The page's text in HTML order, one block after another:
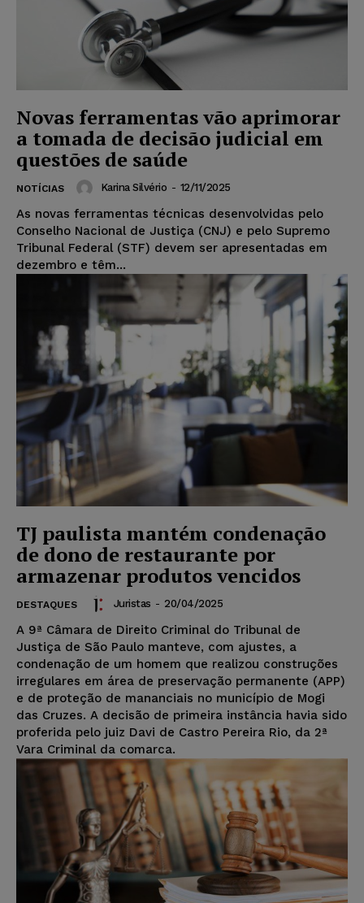
Novas ferramentas vão aprimorar
a tomada de decisão judicial em
questões de saúde
NOTÍCIAS Karina Silvério - 12/11/2025
As novas ferramentas técnicas desenvolvidas pelo
Conselho Nacional de Justiça (CNJ) e pelo Supremo
Tribunal Federal (STF) devem ser apresentadas em
dezembro e têm...
TJ paulista mantém condenação
de dono de restaurante por
armazenar produtos vencidos
DESTAQUES Juristas - 20/04/2025
A 9ª Câmara de Direito Criminal do Tribunal de
Justiça de São Paulo manteve, com ajustes, a
condenação de um homem que realizou construções
irregulares em área de preservação permanente (APP)
e de proteção de mananciais no município de Mogi
das Cruzes. A decisão de primeira instância havia sido
proferida pelo juiz Davi de Castro Pereira Rio, da 2ª
Vara Criminal da comarca.